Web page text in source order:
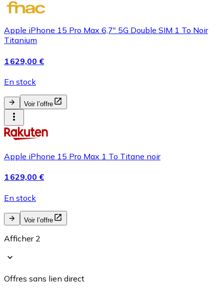
Apple iPhone 15 Pro Max 6,7" 5G Double SIM 1 To Noir
Titanium
1 629,00 €
En stock
Voir l’offre
Apple iPhone 15 Pro Max 1 To Titane noir
1 629,00 €
En stock
Voir l’offre
Afficher 2
Offres sans lien direct